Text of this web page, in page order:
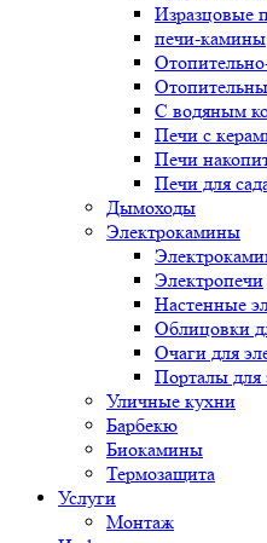
Изразцовые
печи-камины
С водяным
Печи с
Печи
Печи для
Дымоходы
Электрокамины
Электропечи
Настенные
Облицовки
Очаги для
Порталы для
Уличные кухни
Барбекю
Биокамины
Термозащита
Услуги
Монтаж